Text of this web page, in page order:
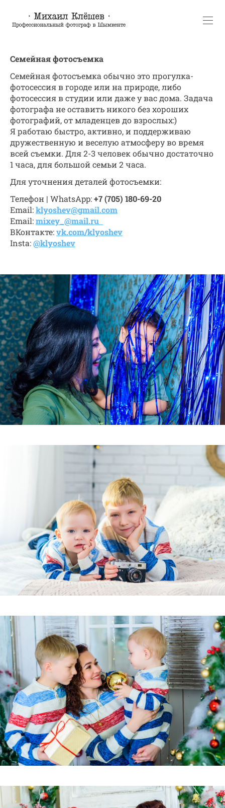
Семейная фотосъемка
Семейная фотосъемка обычно это прогулка-
фотосессия в городе или на природе, либо
фотосессия в студии или даже у вас дома. Задача
фотографа не оставить никого без хороших
фотографий, от младенцев до взрослых:)
Я работаю быстро, активно, и поддерживаю
дружественную и веселую атмосферу во время
всей съемки. Для 2-3 человек обычно достаточно
1 часа, для большой семьи 2 часа.
Для уточнения деталей фотосъемки:
Телефон | WhatsApp:+7 (705) 180-69-20
Email:klyoshev@gmail.com
Email:mixey_@mail.ru
ВКонтакте:vk.com/klyoshev
Insta:@klyoshev